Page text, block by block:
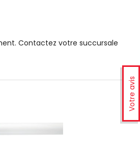
Votre avis
Contactez votre succursale